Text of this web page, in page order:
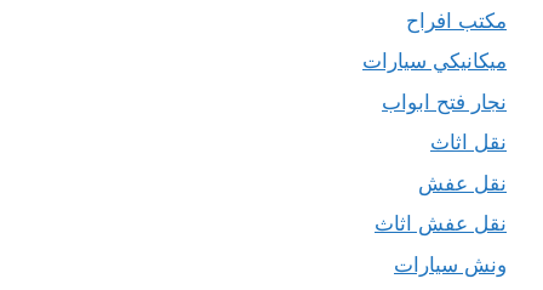
مكتب افراح
ميكانيكي سيارات
نجار فتح ابواب
نقل اثاث
نقل عفش
نقل عفش اثاث
ونش سيارات